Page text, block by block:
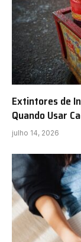
Extintores de
Quando Usar
julho 14, 2026